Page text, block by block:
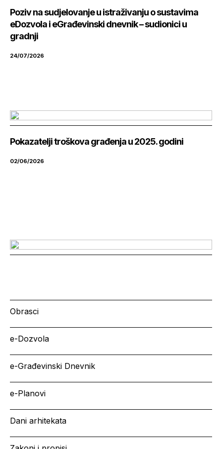
Poziv na sudjelovanje u istraživanju o sustavima
eDozvola i eGrađevinski dnevnik – sudionici u
gradnji
24/07/2026
Pokazatelji troškova građenja u 2025. godini
02/06/2026
Obrasci
e-Dozvola
e-Građevinski Dnevnik
e-Planovi
Dani arhitekata